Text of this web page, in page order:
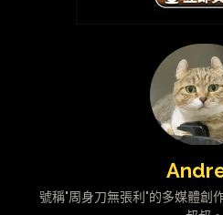
號稱"周身刀無張利"的多媒體創